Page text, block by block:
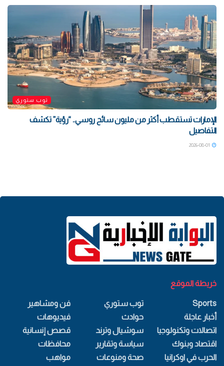
توب ستوري
الإمارات تستقطب أكثر من مليون سائح روسي.. “رؤية” تكشف
التفاصيل
خريطة الموقع
Sports
أخبار عاجلة
اتصالات وتكنولوجيا
اقتصاد وبنوك
الحرب في اوكرانيا
توب ستوري
حوادث
سوشيال وترند
سياسة وتقارير
صحة ومنوعات
فن ومشاهير
فيديوهات
قصص إنسانية
محافظات
مواهب